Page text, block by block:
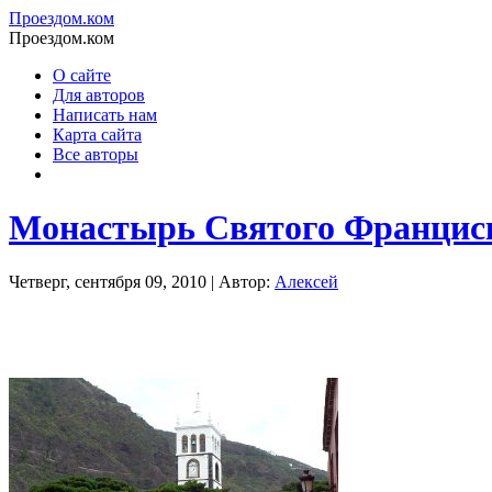
Проездом.ком
Проездом.ком
О сайте
Для авторов
Написать нам
Карта сайта
Все авторы
Монастырь Святого
Четверг, сентября 09, 2010 | Автор: Алексей